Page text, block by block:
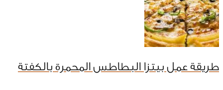
طريقة عمل بيتزا البطاطس المحمرة بالكفتة